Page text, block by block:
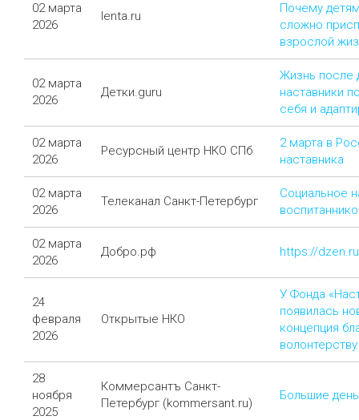
02 марта
2026
lenta.ru
Почему
сложно
взрослой
02 марта
2026
Детки.guru
Жизнь после
наставники
себя и
02 марта
2026
Ресурсный центр НКО СПб
2 марта в
наставника
02 марта
2026
Телеканал Санкт-Петербург
Социальное
02 марта
2026
Добро.рф https://
24
февраля
2026
Открытые НКО
У Фонда
появилась
концепция
волонтерству
28
ноября
2025
Коммерсантъ Санкт-
Петербург (kommersant.ru)
Большие